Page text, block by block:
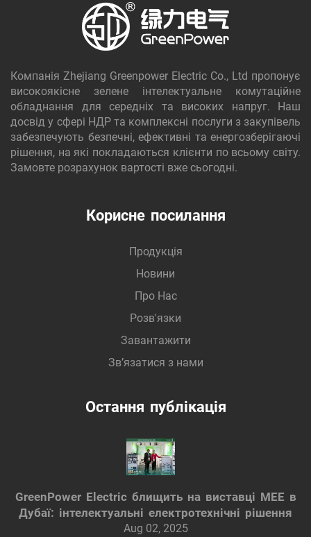
Компанія Zhejiang Greenpower Electric Co., Ltd пропонує
високоякісне зелене інтелектуальне комутаційне
обладнання для середніх та високих напруг. Наш
досвід у сфері НДР та комплексні послуги з закупівель
забезпечують безпечні, ефективні та енергозберігаючі
рішення, на які покладаються клієнти по всьому світу.
Замовте розрахунок вартості вже сьогодні.
Корисне посилання
Продукція
Новини
Про Нас
Розв'язки
Завантажити
Зв’язатися з нами
Остання публікація
GreenPower Electric блищить на виставці MEE в
Дубаї: інтелектуальні електротехнічні рішення
Aug 02, 2025